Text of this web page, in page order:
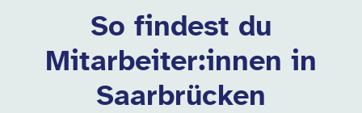
So findest du
Mitarbeiter:innen in
Saarbrücken